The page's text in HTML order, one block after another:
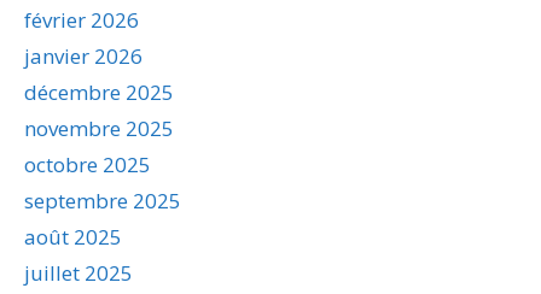
février 2026
janvier 2026
décembre 2025
novembre 2025
octobre 2025
septembre 2025
août 2025
juillet 2025